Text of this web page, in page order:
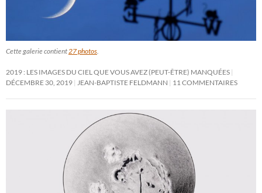
Cette galerie contient27 photos.
2019 : LES IMAGES DU CIEL QUE VOUS AVEZ (PEUT-ÊTRE) MANQUÉES
DÉCEMBRE 30, 2019 JEAN-BAPTISTE FELDMANN 11 COMMENTAIRES